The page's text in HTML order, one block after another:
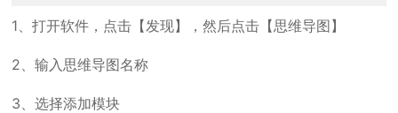
1、打开软件，点击【发现】，然后点击【思维导图】
2、输入思维导图名称
3、选择添加模块